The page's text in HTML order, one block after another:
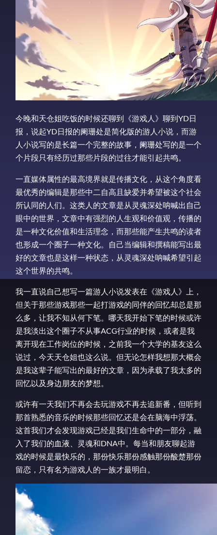
今晚和天仓姐吃饭的时候还聊到《游戏人》聊到YD日
报，说起YD日报的阑珊处是简化版的游人小说，而游
人小说写的是长篇一个完整的故事，阑珊处写的是一个
个片段只有经历过那些片段的过往才能引起共鸣。
一直媒体属性的最高境界就是传播文化，从这个角度看
最优秀的编辑是那些中二自高且缺爱并希望被这个社会
所认同的人们。这类人的文章是从灵魂深处呐喊出自己
眼中的世界，文章中有强烈的人生观和价值观，传播的
是一种文化价值和生活理念，而那些能产生共鸣的读者
也形成一个圈子一种文化。自己当编辑和撰稿能写出最
好的文章也是这样一种状态，从灵魂深处呐喊希望引起
这个世界的共鸣。
我一直说自己想写一篇游人小说发表在《游戏人》上，
但关于那些游戏那些一起打游戏的同伴的回忆却总是那
么多，让我不知从何下笔。哪天我开始下笔的时候或许
是我淡出这个圈子不从事ACG行业的时候，或者是我
离开现在工作岗位的时候，之前我一个大学的基友这么
说过，今天天仓姐也这么说。但无论怎样我想那大概会
是我这辈子能写出的最好的文章，因为承载了我太多的
回忆以及身边朋友的梦想。
或许有一天我们不再会去玩游戏不再去追新番，但听到
那首熟悉的音乐的时候那些回忆还是会在脑海中浮荡。
这首我们才会发现游戏已经是我们生命中的一部分，融
入了我们的血液、灵魂和DNA中。每当和朋友聊起游
戏的时候是最快乐的，那份快乐那份感触那份酸楚那份
留恋，只有名为游戏人的一族才最明白。